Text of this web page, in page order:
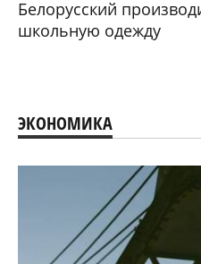
Белорусский
школьную одежду
ЭКОНОМИКА